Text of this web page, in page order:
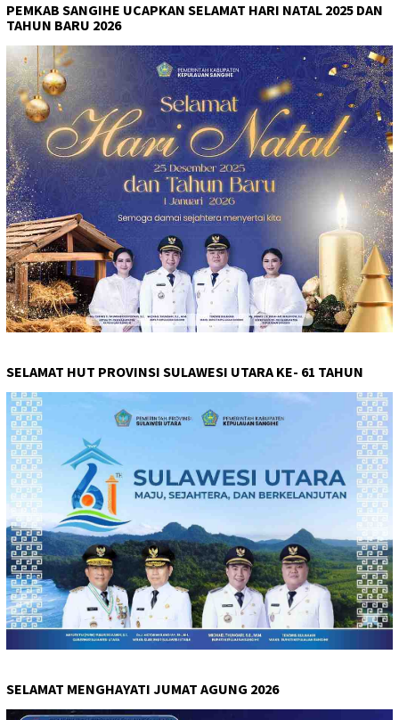
PEMKAB SANGIHE UCAPKAN SELAMAT HARI NATAL 2025 DAN
TAHUN BARU 2026
SELAMAT HUT PROVINSI SULAWESI UTARA KE- 61 TAHUN
SELAMAT MENGHAYATI JUMAT AGUNG 2026